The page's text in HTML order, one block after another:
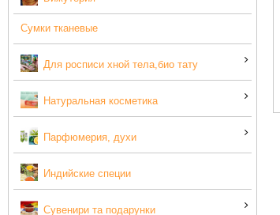
Сумки тканевые
Для росписи хной тела,био тату
Натуральная косметика
Парфюмерия, духи
Индийские специи
Сувенири та подарунки